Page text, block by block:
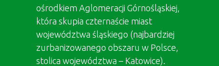
ośrodkiem Aglomeracji Górnośląskiej,
która skupia czternaście miast
województwa śląskiego (najbardziej
zurbanizowanego obszaru w Polsce,
stolica województwa – Katowice).